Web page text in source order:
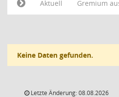
Aktuell
Gremium
Keine Daten gefunden.
Letzte Änderung: 08.08.2026